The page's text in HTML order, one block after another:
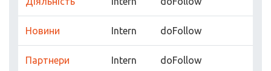
Новини Intern doFollow
Партнери Intern doFollow